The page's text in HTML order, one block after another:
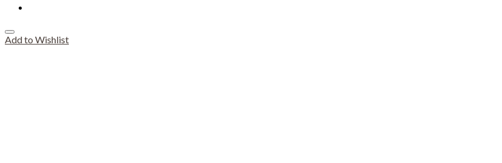
Add to Wishlist